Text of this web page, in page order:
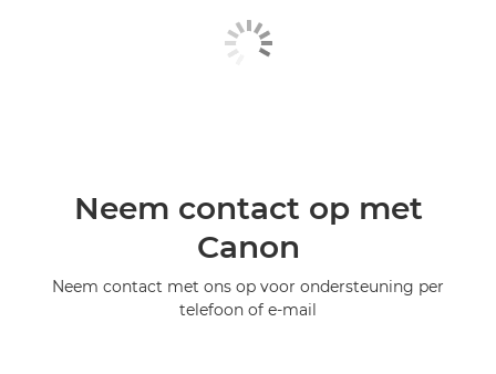
Neem contact op met
Canon
Neem contact met ons op voor ondersteuning per
telefoon of e-mail